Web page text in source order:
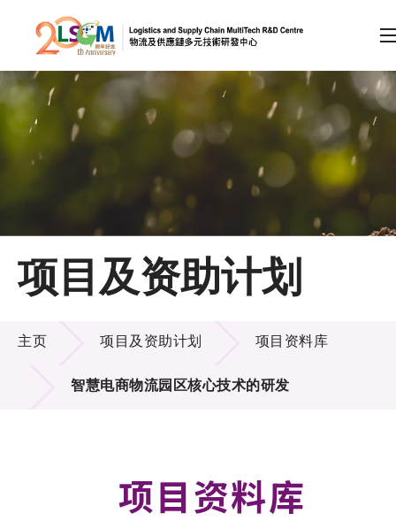
跳到内容（按回车键）
会员登录
A A EN 繁 简
主页
关于LSCM
技术商品化
项目及资助计划
资助计划
项目及资助计划
项目及资助计划
主页 项目及资助计划 项目资料库
智慧电商物流园区核心技术的研发
项目资料库